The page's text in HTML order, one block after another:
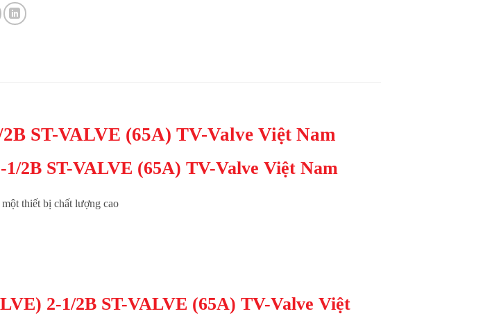
ST-VALVE (65A) TV-Valve Việt Nam
2B ST-VALVE (65A) TV-Valve Việt Nam
một thiết bị chất lượng cao
2-1/2B ST-VALVE (65A) TV-Valve Việt